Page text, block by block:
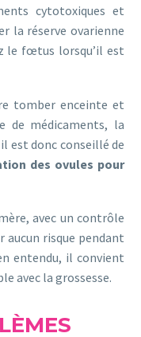
cytotoxiques et
la réserve ovarienne
le fœtus lorsqu’il est
tomber enceinte et
de médicaments, la
est donc conseillé de
des ovules pour
avec un contrôle
risque pendant
entendu, il convient
avec la grossesse.